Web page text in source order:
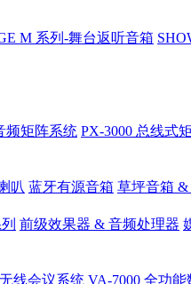
M 系列-舞台返听音箱
频矩阵系统 PX-3000 总线式
叭 蓝牙有源音箱 草坪音箱 &
前级效果器 & 音频处理器
线会议系统 VA-7000 全功